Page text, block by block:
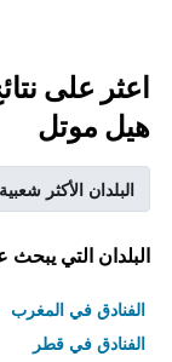
اعثر على
هيل موتل
البلدان الأكثر شعبية
البلدان التي يبحث
الفنادق في المغرب
الفنادق في قطر